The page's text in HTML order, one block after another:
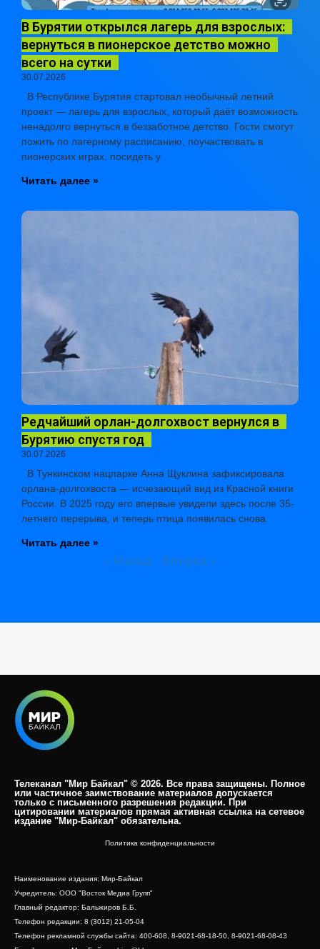
В Бурятии открылся лагерь для взрослых:
вернуться в пионерское детство можно
всего на сутки
30.07.2026
В Республике Бурятия стартовал необычный летний
проект — лагерь для взрослых, который даёт возможность
ненадолго вернуться в беззаботное детство. Гости смогут
пожить по лагерному расписанию, поучаствовать в
пионерских играх, посидеть у
Читать далее »
Редчайший орлан-долгохвост вернулся в
Бурятию спустя год
30.07.2026
В Тункинском нацпарке Анна Щуклина зафиксировала
орлана-долгохвоста — исчезающий вид из Красной книги
России. В 2025 году его впервые увидели здесь после 35-
летнего перерыва, и теперь птица появилась снова.
Читать далее »
« Назад Вперед »
Телеканал "Мир Байкал" © 2026. Все права защищены. Полное
или частичное заимствование материалов допускается
только с письменного разрешения редакции. При
цитировании материалов прямая активная ссылка на сетевое
издание "Мир-Байкал" обязательна.​
Политика конфиденциальности
Наименование издания: Мир-Байкал
Учредитель: ООО "Восток Медиа Групп"
Главный редактор: Бальжиров Б.Б.
Телефон редакции: 8 (3012) 21-05-04
Телефон рекламной службы сайта: 400-608, 8-9021-68-18-50, 8-9021-68-08-43